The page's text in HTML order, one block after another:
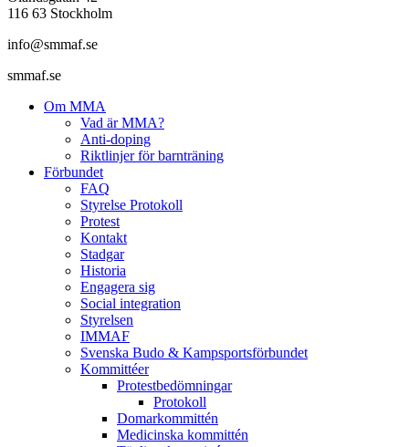
116 63 Stockholm
info@smmaf.se
smmaf.se
Om MMA
Vad är MMA?
Anti-doping
Riktlinjer för barnträning
Förbundet
FAQ
Styrelse Protokoll
Protest
Kontakt
Stadgar
Historia
Engagera sig
Social integration
Styrelsen
IMMAF
Svenska Budo & Kampsportsförbundet
Kommittéer
Protestbedömningar
Protokoll
Domarkommittén
Medicinska kommittén